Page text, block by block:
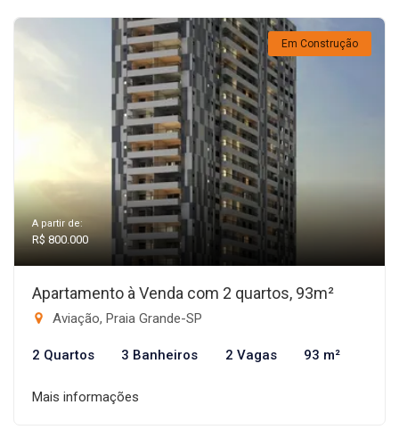
Em Construção
A partir de:
R$ 800.000
Apartamento à Venda com 2 quartos, 93m²
Aviação, Praia Grande-SP
2 Quartos 3 Banheiros 2 Vagas 93 m²
Mais informações